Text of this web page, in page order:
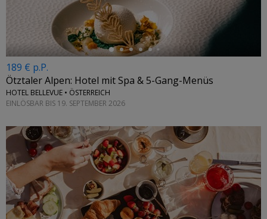
189 € p.P.
Ötztaler Alpen: Hotel mit Spa & 5-Gang-Menüs
HOTEL BELLEVUE • ÖSTERREICH
EINLÖSBAR BIS 19. SEPTEMBER 2026
←